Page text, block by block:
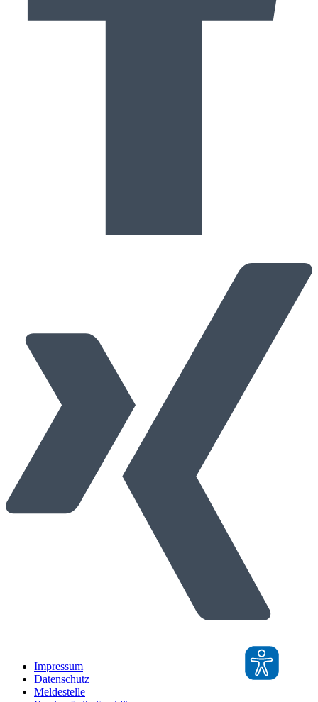
Impressum
Datenschutz
Meldestelle